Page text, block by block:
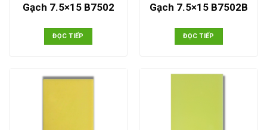
Gạch 7.5×15 B7502
ĐỌC TIẾP
Gạch 7.5×15 B7502B
ĐỌC TIẾP